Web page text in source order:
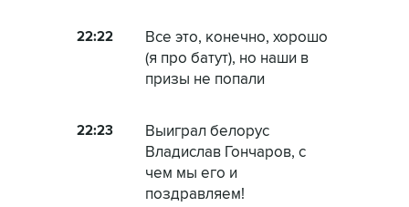
22:22
Все это, конечно, хорошо
(я про батут), но наши в
призы не попали
22:23
Выиграл белорус
Владислав Гончаров, с
чем мы его и
поздравляем!